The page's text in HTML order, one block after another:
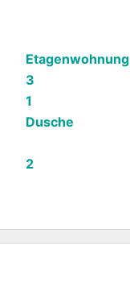
Etagenwohnung
3
1
Dusche
2